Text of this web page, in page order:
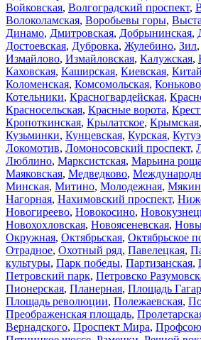
Войковская, Волгоградский проспект,
Волоколамская, Воробьевы горы,
Динамо, Дмитровская, Добрынинская,
Достоевская, Дубровка, Жулебино, Зил,
Измайлово, Измайловская, Калужская,
Каховская, Каширская, Киевская,
Коломенская, Комсомольская, Коньково
Котельники, Красногвардейская,
Красносельская, Красные ворота,
Кропоткинская, Крылатское, Крымская,
Кузьминки, Кунцевская, Курская,
Локомотив, Ломоносовский проспект,
Люблино, Марксистская, Марьина роща
Маяковская, Медведково,
Минская, Митино, Молодежная,
Нагорная, Нахимовский проспект,
Новогиреево, Новокосино,
Новохохловская, Новоясеневская,
Окружная, Октябрьская, Октябрьское
Отрадное, Охотный ряд, Павелецкая,
культуры, Парк победы, Партизанская,
Петровский парк, Петровско
Пионерская, Планерная, Площадь
Площадь революции, Полежаевская,
Преображенская площадь,
Вернадского, Проспект Мира,